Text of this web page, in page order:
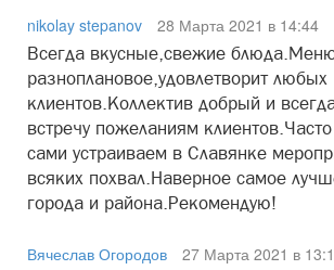
nikolay stepanov
28 Марта 2021 в 14:44
Всегда вкусные,свежие
разноплановое,удовлетворит любых
клиентов.Коллектив добрый и
встречу пожеланиям
сами устраиваем в Славянке
всяких похвал.Наверное самое
города и района.Рекомендую!
Вячеслав Огородов
27 Марта 2021 в